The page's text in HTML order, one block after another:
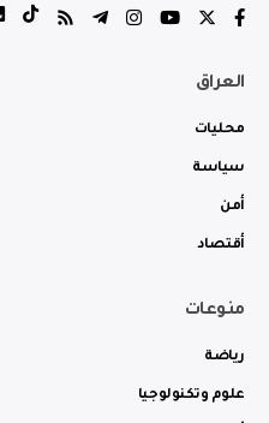
العراق
محليات
سياسة
أمن
أقتصاد
منوعات
رياضة
علوم وتكنولوجيا